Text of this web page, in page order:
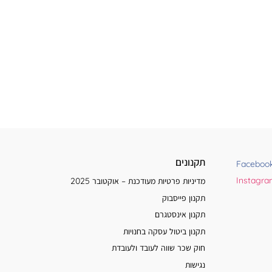
תקנונים
מדיניות פרטיות מעודכנת – אוקטובר 2025
תקנון פייסבוק
תקנון אינסטגרם
תקנון ביטול עסקה בחנויות
חוק שכר שווה לעובד ולעובדת
נגישות